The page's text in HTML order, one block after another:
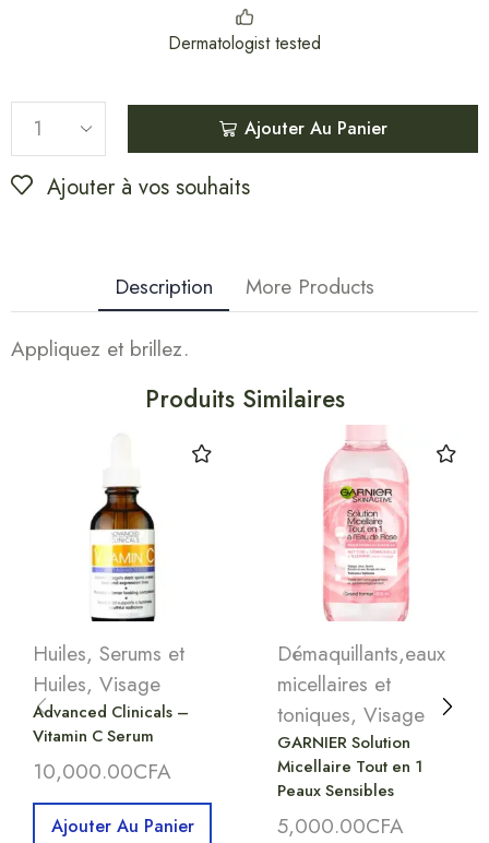
Dermatologist tested
Ajouter Au Panier
Ajouter à vos souhaits
Description More Products
Appliquez et brillez.
Produits Similaires
Huiles, Serums et
Huiles, Visage
Advanced Clinicals –
Vitamin C Serum
10,000.00CFA
Ajouter Au Panier
Démaquillants,eaux
micellaires et
toniques, Visage
GARNIER Solution
Micellaire Tout en 1
Peaux Sensibles
5,000.00CFA